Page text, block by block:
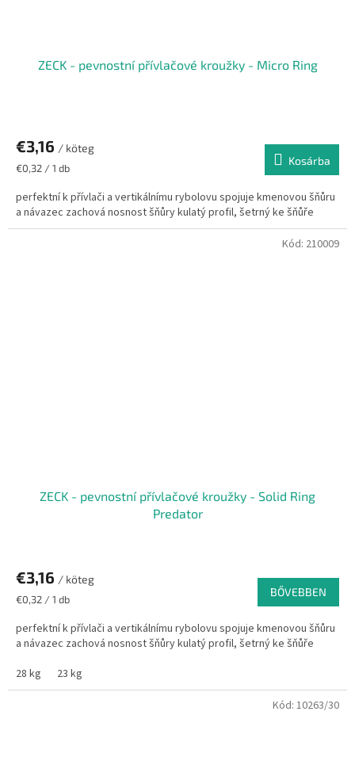
ZECK - pevnostní přívlačové kroužky - Micro Ring
€3,16 / köteg
Egységár:
€0,32 / 1 db
Kosárba
perfektní k přívlači a vertikálnímu rybolovu spojuje kmenovou šňůru
a návazec zachová nosnost šňůry kulatý profil, šetrný ke šňůře
ZECK - pevnostní přívlačové kroužky - Solid Ring
Predator
€3,16 / köteg
Egységár:
€0,32 / 1 db
BŐVEBBEN
perfektní k přívlači a vertikálnímu rybolovu spojuje kmenovou šňůru
a návazec zachová nosnost šňůry kulatý profil, šetrný ke šňůře
28 kg
23 kg
Kód: 210009
Kód: 10263/30